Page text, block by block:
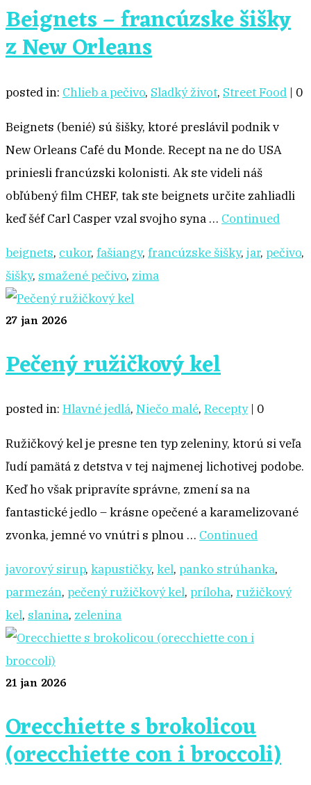
Beignets – francúzske šišky
z New Orleans
posted in: Chlieb a pečivo, Sladký život, Street Food | 0
Beignets (benié) sú šišky, ktoré preslávil podnik v
New Orleans Café du Monde. Recept na ne do USA
priniesli francúzski kolonisti. Ak ste videli náš
obľúbený film CHEF, tak ste beignets určite zahliadli
keď šéf Carl Casper vzal svojho syna … Continued
beignets, cukor, fašiangy, francúzske šišky, jar, pečivo,
šišky, smažené pečivo, zima
27jan 2026
Pečený ružičkový kel
posted in: Hlavné jedlá, Niečo malé, Recepty | 0
Ružičkový kel je presne ten typ zeleniny, ktorú si veľa
ľudí pamätá z detstva v tej najmenej lichotivej podobe.
Keď ho však pripravíte správne, zmení sa na
fantastické jedlo – krásne opečené a karamelizované
zvonka, jemné vo vnútri s plnou … Continued
javorový sirup, kapustičky, kel, panko strúhanka,
parmezán, pečený ružičkový kel, príloha, ružičkový
kel, slanina, zelenina
21jan 2026
Orecchiette s brokolicou
(orecchiette con i broccoli)